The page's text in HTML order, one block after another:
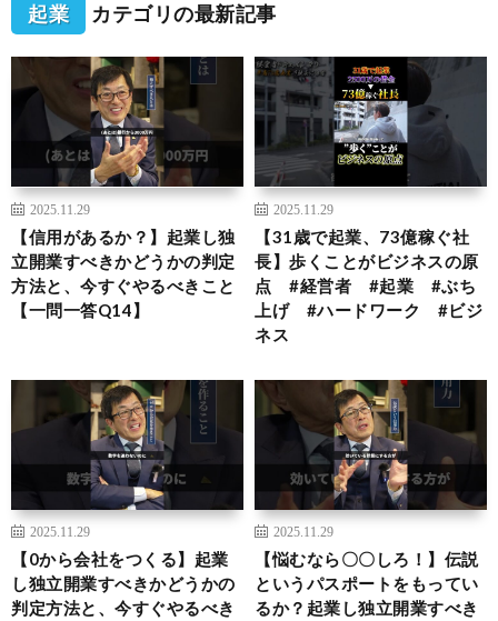
起業 カテゴリの最新記事
2025.11.29
【信用があるか？】起業し独
立開業すべきかどうかの判定
方法と、今すぐやるべきこと
【一問一答Q14】
2025.11.29
【31歳で起業、73億稼ぐ社
長】歩くことがビジネスの原
点 #経営者 #起業 #ぶち
上げ #ハードワーク #ビジ
ネス
2025.11.29
【0から会社をつくる】起業
し独立開業すべきかどうかの
判定方法と、今すぐやるべき
2025.11.29
【悩むなら〇〇しろ！】伝説
というパスポートをもってい
るか？起業し独立開業すべき